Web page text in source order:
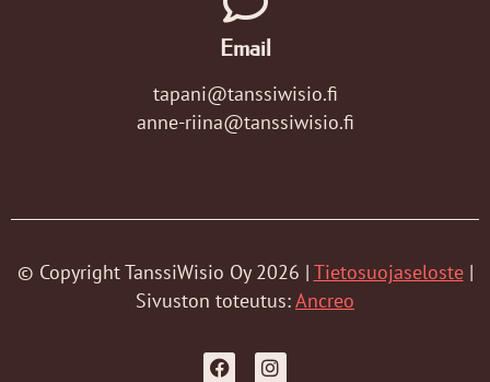
Email
tapani@tanssiwisio.fi
anne-riina@tanssiwisio.fi
© Copyright TanssiWisio Oy 2026 | Tietosuojaseloste|
Sivuston toteutus:Ancreo